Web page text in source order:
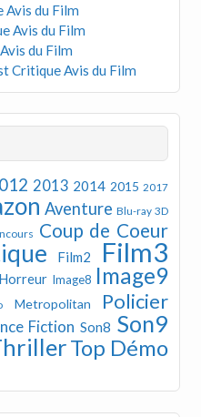
Avis du Film
Avis du Film
du Film
Critique Avis du Film
2013 2014 2015 2017
Aventure Blu-ray 3D
Coup de Coeur
Film2 Film3
Horreur Image8 Image9
Metropolitan Policier
Fiction Son8 Son9
Top Démo